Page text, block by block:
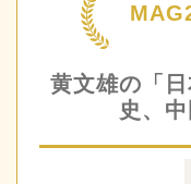
黄文雄の「
史、